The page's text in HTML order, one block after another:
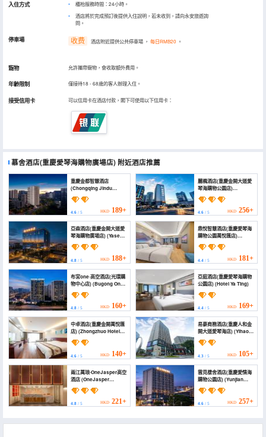
入住方式
櫃枱服務時間：24小時。
酒店將於完成預訂後提供入住說明，若未收到，請向永安旅遊詢
問。
停車場 收费 酒店附近提供公共停車場 ， 每日RMB20 。
寵物 允許攜帶寵物，會收取額外費用。
年齡限制 僅接待18 - 68歲的客人辦理入住。
接受信用卡 可以信用卡在酒店付款，閣下可使用以下信用卡：
慕舍酒店(重慶愛琴海購物廣場店) 附近酒店推薦
重慶金都智慧酒店
(Chongqing Jindu
Smart Hotel)
4.6 / 5 HKD 189+
麗楓酒店(重慶金開大道愛
琴海購物公園店)
(Lavande Hotel
(Chongqing Jinkai
Avenue Aegean
Shopping Mall))
4.6/ 5 HKD 256+
亞森酒店(重慶金開大道愛
琴海購物廣場店) (Yasen
Hotel (Aegean
Shopping Plaza))
4.8 / 5 HKD 188+
鼎悅智慧酒店(重慶愛琴海
購物公園萬悅匯店)
(Dingyue Zhihui Hotel)
4.4/ 5 HKD 181+
布宮one·高空酒店(光環購
物中心店) (Bugong One
High-Rise Hotel (AURA
Shopping Mall))
4.8 / 5 HKD 160+
亞庭酒店(重慶愛琴海購物
公園店) (Hotel Ya Ting)
4.4/ 5 HKD 169+
中卓酒店(重慶金開萬悅匯
店) (Zhongzhuo Hotel
(Chongqing Jinkai
Wanyuehui Store))
4.6 / 5 HKD 140+
易豪商務酒店(重慶人和金
開大道愛琴海店) (Yihao
Hotel (Chongqing
Renhe Yuehui))
4.3/ 5 HKD 105+
兩江萬琅·OneJasper高空
酒店 (OneJasper
Boutique Hotel)
4.8 / 5 HKD 221+
雲見棲舍酒店(重慶愛情海
購物公園店) (Yunjian
Qishe Hotel (Chongqing
Aihai Shopping Park))
4.6/ 5 HKD 257+